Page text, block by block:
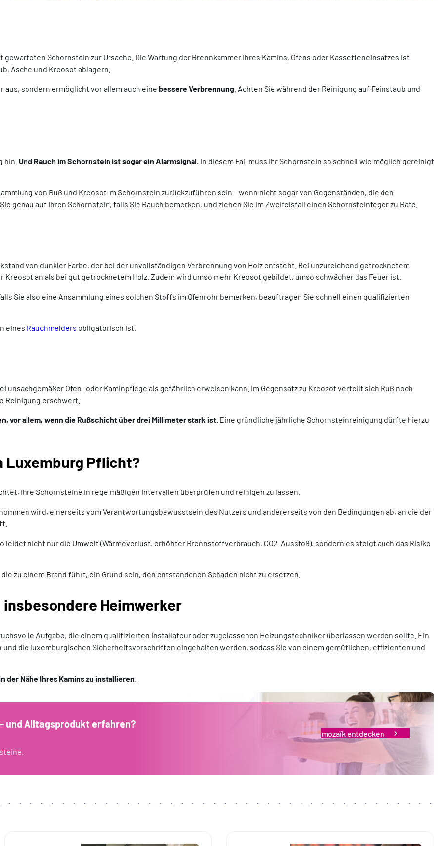
Schornstein zur Ursache. Die Wartung der Brennkammer Ihres Kamins, Ofens oder Kassetteneinsatzes ist
Asche und Kreosot ablagern.
sondern ermöglicht vor allem auch eine bessere Verbrennung . Achten Sie während der Reinigung auf Feinstaub und
hin. Und Rauch im Schornstein ist sogar ein Alarmsignal. In diesem Fall muss Ihr Schornstein so schnell wie möglich gereinigt
von Ruß und Kreosot im Schornstein zurückzuführen sein – wenn nicht sogar von Gegenständen, die den
genau auf Ihren Schornstein, falls Sie Rauch bemerken, und ziehen Sie im Zweifelsfall einen Schornsteinfeger zu Rate.
von dunkler Farbe, der bei der unvollständigen Verbrennung von Holz entsteht. Bei unzureichend getrocknetem
an als bei gut getrocknetem Holz. Zudem wird umso mehr Kreosot gebildet, umso schwächer das Feuer ist.
Sie also eine Ansammlung eines solchen Stoffs im Ofenrohr bemerken, beauftragen Sie schnell einen qualifizierten
eines Rauchmelders obligatorisch ist.
unsachgemäßer Ofen- oder Kaminpflege als gefährlich erweisen kann. Im Gegensatz zu Kreosot verteilt sich Ruß noch
Reinigung erschwert.
vor allem, wenn die Rußschicht über drei Millimeter stark ist. Eine gründliche jährliche Schornsteinreinigung dürfte hierzu
Luxemburg Pflicht?
ihre Schornsteine in regelmäßigen Intervallen überprüfen und reinigen zu lassen.
wird, einerseits vom Verantwortungsbewusstsein des Nutzers und andererseits von den Bedingungen ab, an die der
leidet nicht nur die Umwelt (Wärmeverlust, erhöhter Brennstoffverbrauch, CO2-Ausstoß), sondern es steigt auch das Risiko
zu einem Brand führt, ein Grund sein, den entstandenen Schaden nicht zu ersetzen.
Heimwerker
Aufgabe, die einem qualifizierten Installateur oder zugelassenen Heizungstechniker überlassen werden sollte. Ein
die luxemburgischen Sicherheitsvorschriften eingehalten werden, sodass Sie von einem gemütlichen, effizienten und
der Nähe Ihres Kamins zu installieren
und Alltagsprodukt erfahren?
mozaïk entdecken